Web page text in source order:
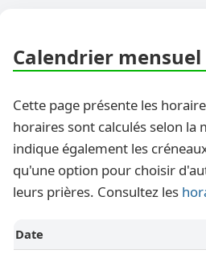
Calendrier
Cette page présente les
horaires sont calculés selon la
indique également les
qu'une option pour choisir
leurs prières. Consultez les
Date